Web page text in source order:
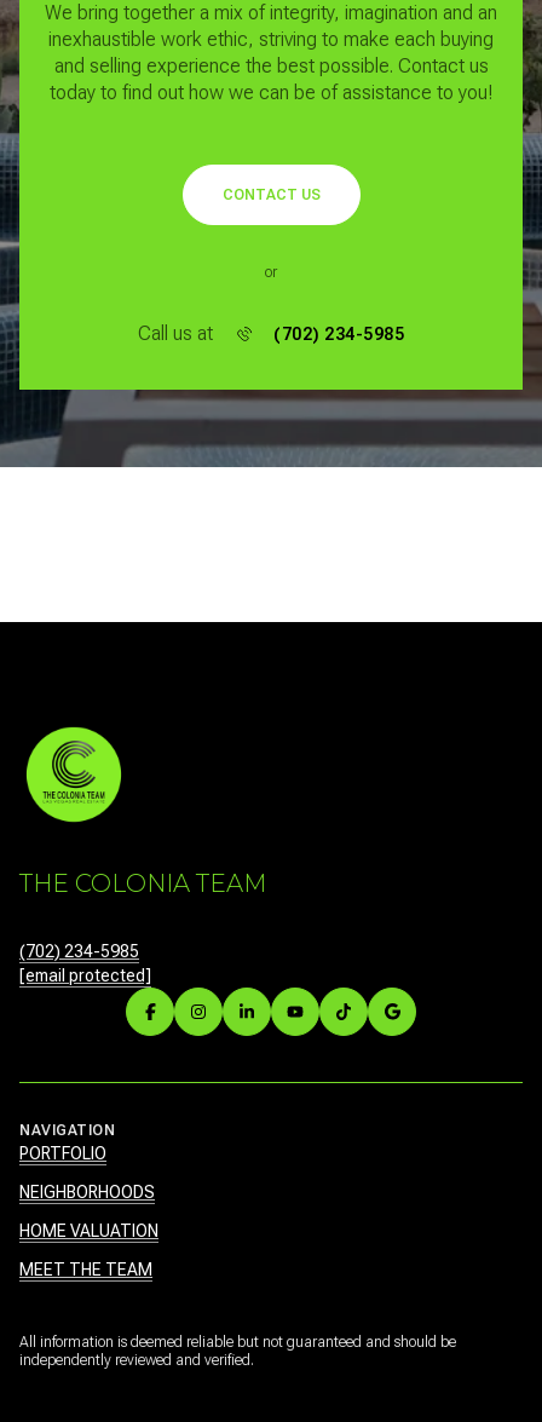
We bring together a mix of integrity, imagination and an
inexhaustible work ethic, striving to make each buying
and selling experience the best possible. Contact us
today to find out how we can be of assistance to you!
CONTACT US
or
Call us at (702) 234-5985
THE COLONIA TEAM
(702) 234-5985
[email protected]
NAVIGATION
PORTFOLIO
NEIGHBORHOODS
HOME VALUATION
MEET THE TEAM
All information is deemed reliable but not guaranteed and should be
independently reviewed and verified.